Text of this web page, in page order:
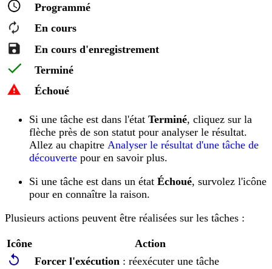
Programmé
En cours
En cours d'enregistrement
Terminé
Échoué
Si une tâche est dans l'état Terminé, cliquez sur la
flèche près de son statut pour analyser le résultat.
Allez au chapitre Analyser le résultat d'une tâche de
découverte pour en savoir plus.
Si une tâche est dans un état Échoué, survolez l'icône
pour en connaître la raison.
Plusieurs actions peuvent être réalisées sur les tâches :
Icône
Action
Forcer l'exécution : réexécuter une tâche